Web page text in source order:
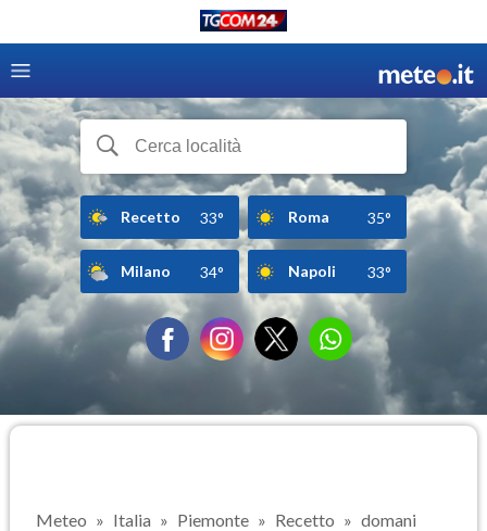
Recetto 33° Roma 35°
Milano 34° Napoli 33°
Meteo Italia Piemonte Recetto domani